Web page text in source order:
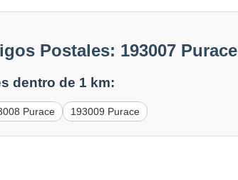
Postales: 193007 Purace
dentro de 1 km:
Purace 193009 Purace